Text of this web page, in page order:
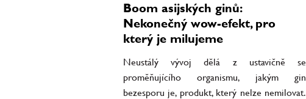
Boom asijských ginů:
Nekonečný wow-efekt, pro
který je milujeme
Neustálý vývoj dělá z ustavičně se
proměňujícího organismu, jakým gin
bezesporu je, produkt, který nelze nemilovat.